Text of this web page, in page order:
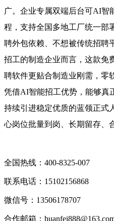
广。企业专属双端后台可AI智
程，支持全国多地工厂统一部
聘外包依赖、不想被传统招聘
招工的制造企业而言，这款免
聘软件更贴合制造业刚需，零
凭借AI智能招工优势，能够真
持续引进稳定优质的蓝领正式
心岗位批量到岗、长期留存、
全国热线：400‑8325‑007
联系电话：15102156868
微信号：13506178707
合作邮箱：